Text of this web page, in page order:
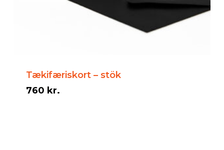
Tækifæriskort – stök
760 kr.